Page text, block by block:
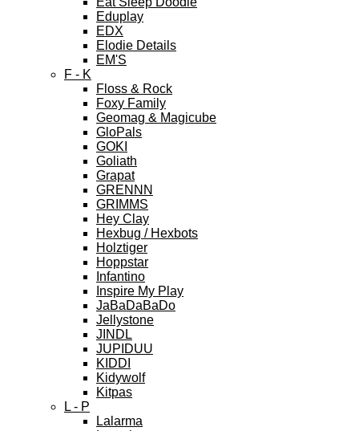
Eduplay
EDX
Elodie Details
EM'S
F - K
Floss & Rock
Foxy Family
Geomag & Magicube
GloPals
GOKI
Goliath
Grapat
GRENNN
GRIMMS
Hey Clay
Hexbug / Hexbots
Holztiger
Hoppstar
Infantino
Inspire My Play
JaBaDaBaDo
Jellystone
JINDL
JUPIDUU
KIDDI
Kidywolf
Kitpas
L - P
Lalarma